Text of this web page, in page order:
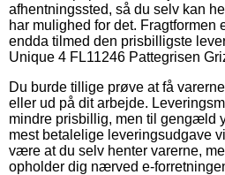
afhentningssted, så du selv kan
har mulighed for det. Fragtformen
endda tilmed den prisbilligste
Unique 4 FL11246 Pattegrisen
Du burde tillige prøve at få
eller ud på dit arbejde.
mindre prisbillig, men til gengæld
mest betalelige leveringsudgave
være at du selv henter varerne,
opholder dig nærved e-